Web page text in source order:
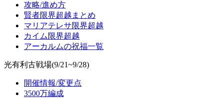
攻略/進め方
賢者限界超越まとめ
マリアテレサ限界超越
カイム限界超越
アーカルムの祝福一覧
光有利古戦場(9/21~9/28)
開催情報/変更点
3500万編成